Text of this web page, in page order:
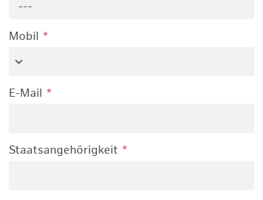
---
Mobil *
E-Mail *
Staatsangehörigkeit *